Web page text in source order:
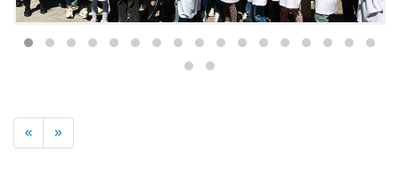
«Previous
»